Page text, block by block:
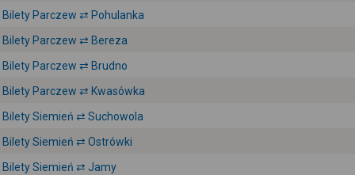
Bilety Parczew ⇄ Pohulanka
Bilety Parczew ⇄ Bereza
Bilety Parczew ⇄ Brudno
Bilety Parczew ⇄ Kwasówka
Bilety Siemień ⇄ Suchowola
Bilety Siemień ⇄ Ostrówki
Bilety Siemień ⇄ Jamy